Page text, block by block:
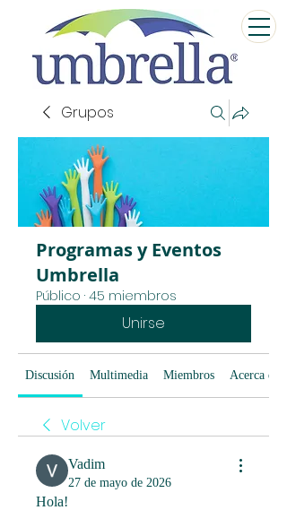
Grupos
Programas y Eventos
Umbrella
Público · 45 miembros
Unirse
Discusión Multimedia Miembros Acerca de
Volver
Vadim
27 de mayo de 2026
Hola!